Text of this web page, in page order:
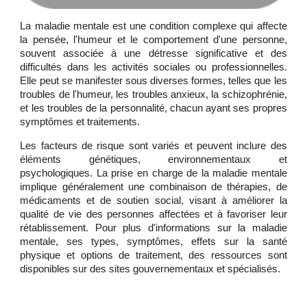
La maladie mentale est une condition complexe qui affecte
la pensée, l'humeur et le comportement d'une personne,
souvent associée à une détresse significative et des
difficultés dans les activités sociales ou professionnelles.
Elle peut se manifester sous diverses formes, telles que les
troubles de l'humeur, les troubles anxieux, la schizophrénie,
et les troubles de la personnalité, chacun ayant ses propres
symptômes et traitements.
Les facteurs de risque sont variés et peuvent inclure des
éléments génétiques, environnementaux et
psychologiques. La prise en charge de la maladie mentale
implique généralement une combinaison de thérapies, de
médicaments et de soutien social, visant à améliorer la
qualité de vie des personnes affectées et à favoriser leur
rétablissement. Pour plus d'informations sur la maladie
mentale, ses types, symptômes, effets sur la santé
physique et options de traitement, des ressources sont
disponibles sur des sites gouvernementaux et spécialisés.